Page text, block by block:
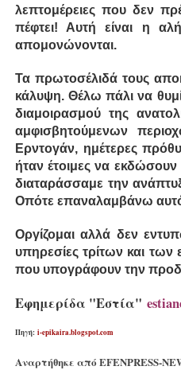
λεπτομέρειες που δεν
πέφτει! Αυτή είναι η
απομονώνονται.
Τα πρωτοσέλιδά τους
κάλυψη. Θέλω πάλι να
διαμοιρασμού της
αμφισβητούμενων
Ερντογάν, ημέτερες
ήταν έτοιμες να εκδώσουν
διαταράσσαμε την
Οπότε επαναλαμβάνω
Οργίζομαι αλλά δεν
υπηρεσίες τρίτων και των
που υπογράφουν την
Εφημερίδα "Εστία"
Πηγή: i-epikaira.blogspot.com
Αναρτήθηκε από EFENPRESS-